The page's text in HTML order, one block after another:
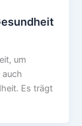
um
Es trägt